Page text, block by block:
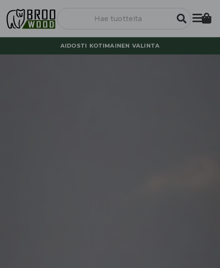
AIDOSTI KOTIMAINEN VALINTA